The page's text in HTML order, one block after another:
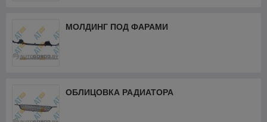
МОЛДИНГ ПОД ФАРАМИ
ОБЛИЦОВКА РАДИАТОРА